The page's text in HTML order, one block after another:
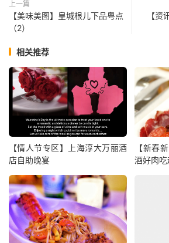
上一篇
【美味美图】皇城根儿下品粤点
（2）
【
相关推荐
【情人节专区】上海淳大万丽酒
店自助晚宴
【新春
酒好肉吃